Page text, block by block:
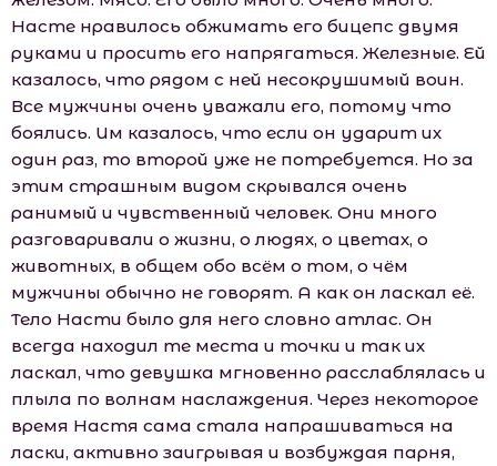
Насте нравилось обжимать его бицепс двумя
руками и просить его напрягаться. Железные. Ей
казалось, что рядом с ней несокрушимый воин.
Все мужчины очень уважали его, потому что
боялись. Им казалось, что если он ударит их
один раз, то второй уже не потребуется. Но за
этим страшным видом скрывался очень
ранимый и чувственный человек. Они много
разговаривали о жизни, о людях, о цветах, о
животных, в общем обо всём о том, о чём
мужчины обычно не говорят. А как он ласкал её.
Тело Насти было для него словно атлас. Он
всегда находил те места и точки и так их
ласкал, что девушка мгновенно расслаблялась и
плыла по волнам наслаждения. Через некоторое
время Настя сама стала напрашиваться на
ласки, активно заигрывая и возбуждая парня,